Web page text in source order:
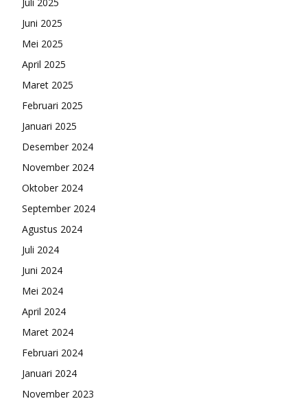
Juni 2025
Mei 2025
April 2025
Maret 2025
Februari 2025
Januari 2025
Desember 2024
November 2024
Oktober 2024
September 2024
Agustus 2024
Juli 2024
Juni 2024
Mei 2024
April 2024
Maret 2024
Februari 2024
Januari 2024
November 2023